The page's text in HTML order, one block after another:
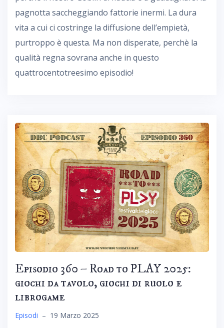
pagnotta saccheggiando fattorie inermi. La dura
vita a cui ci costringe la diffusione dell’empietà,
purtroppo è questa. Ma non disperate, perchè la
qualità regna sovrana anche in questo
quattrocentotreesimo episodio!
Episodio 360 – Road to PLAY 2025:
giochi da tavolo, giochi di ruolo e
librogame
Episodi – 19 Marzo 2025